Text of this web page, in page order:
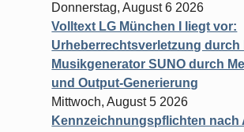
Donnerstag, August 6 2026
Volltext LG München I liegt vor:
Urheberrechtsverletzung durch
Musikgenerator SUNO durch
und Output-Generierung
Mittwoch, August 5 2026
Kennzeichnungspflichten nach